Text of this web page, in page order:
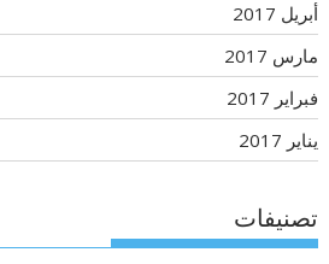
أبريل 2017
مارس 2017
فبراير 2017
يناير 2017
تصنيفات